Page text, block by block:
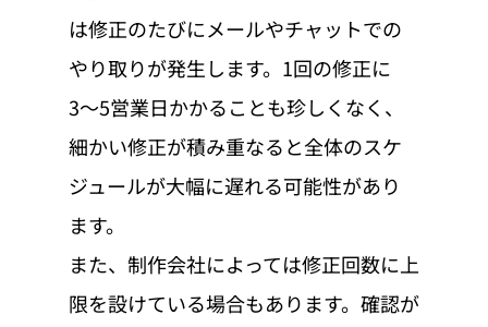
は修正のたびにメールやチャットでの
やり取りが発生します。1回の修正に
3〜5営業日かかることも珍しくなく、
細かい修正が積み重なると全体のスケ
ジュールが大幅に遅れる可能性があり
ます。
また、制作会社によっては修正回数に上
限を設けている場合もあります。確認が